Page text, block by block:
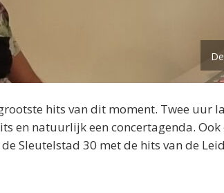
hits van dit moment. Twee uur
en natuurlijk een concertagenda. Ook
Sleutelstad 30 met de hits van de